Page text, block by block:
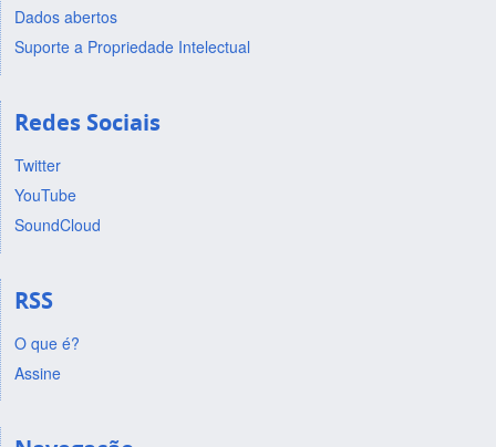
Dados abertos
Suporte a Propriedade Intelectual
Redes Sociais
Twitter
YouTube
SoundCloud
RSS
O que é?
Assine